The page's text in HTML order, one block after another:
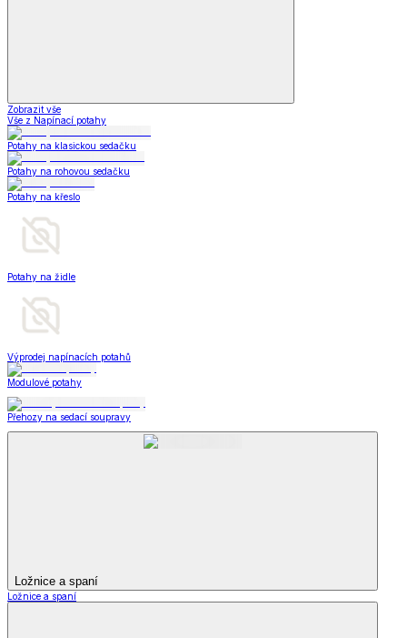
Zobrazit vše
Vše z Napínací potahy
Potahy na klasickou sedačku
Potahy na rohovou sedačku
Potahy na křeslo
Potahy na židle
Výprodej napínacích potahů
Modulové potahy
Přehozy na sedací soupravy
Ložnice a spaní
Ložnice a spaní